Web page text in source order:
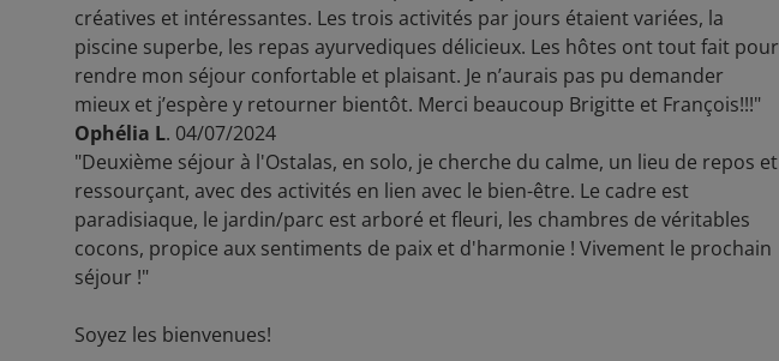
créatives et intéressantes. Les trois activités par jours étaient variées, la
piscine superbe, les repas ayurvediques délicieux. Les hôtes ont tout fait pour
rendre mon séjour confortable et plaisant. Je n’aurais pas pu demander
mieux et j’espère y retourner bientôt. Merci beaucoup Brigitte et François!!!"
Ophélia L. 04/07/2024
"Deuxième séjour à l'Ostalas, en solo, je cherche du calme, un lieu de repos et
ressourçant, avec des activités en lien avec le bien-être. Le cadre est
paradisiaque, le jardin/parc est arboré et fleuri, les chambres de véritables
cocons, propice aux sentiments de paix et d'harmonie ! Vivement le prochain
séjour !"
Soyez les bienvenues!